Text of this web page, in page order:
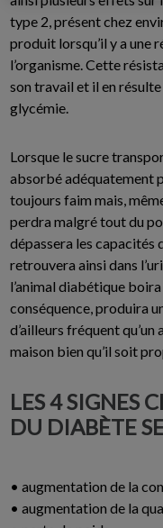
type 2, présent chez
produit lorsqu’il y a une
l’organisme. Cette
son travail et il en
glycémie.
Lorsque le sucre
absorbé adéquatement
toujours faim mais,
perdra malgré tout du
dépassera les capacités
retrouvera ainsi dans
l’animal diabétique boira
conséquence, produira
d’ailleurs fréquent qu’un
maison bien qu’il soit
LES 4 SIGNES
DU DIABÈTE
• augmentation de la
• augmentation de la